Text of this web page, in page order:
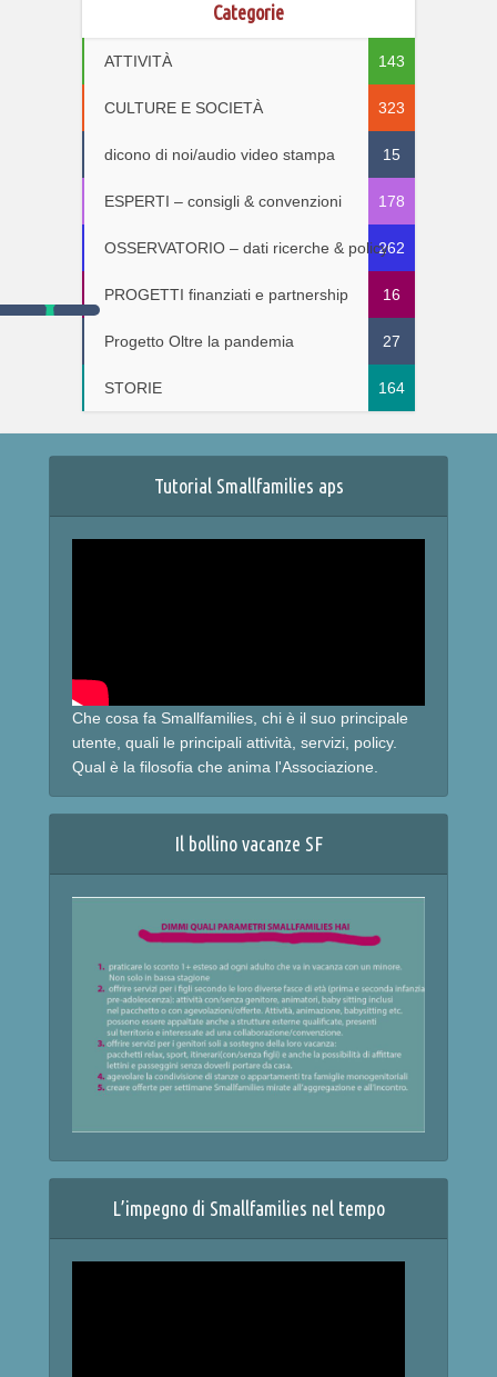
Categorie
ATTIVITÀ 143
CULTURE E SOCIETÀ 323
dicono di noi/audio video stampa 15
ESPERTI – consigli & convenzioni 178
OSSERVATORIO – dati ricerche & policy262
PROGETTI finanziati e partnership 16
Progetto Oltre la pandemia 27
STORIE 164
Tutorial Smallfamilies aps
Che cosa fa Smallfamilies, chi è il suo principale
utente, quali le principali attività, servizi, policy.
Qual è la filosofia che anima l'Associazione.
Il bollino vacanze SF
L’impegno di Smallfamilies nel tempo